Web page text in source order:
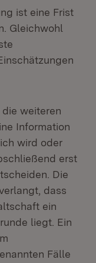
ist eine Frist
Gleichwohl
weiteren
Information
wird oder
erst
Die
dass
ein
liegt. Ein
Fälle